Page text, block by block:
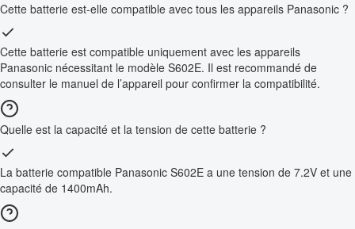
Cette batterie est-elle compatible avec tous les appareils Panasonic ?
Cette batterie est compatible uniquement avec les appareils
Panasonic nécessitant le modèle S602E. Il est recommandé de
consulter le manuel de l’appareil pour confirmer la compatibilité.
Quelle est la capacité et la tension de cette batterie ?
La batterie compatible Panasonic S602E a une tension de 7.2V et une
capacité de 1400mAh.